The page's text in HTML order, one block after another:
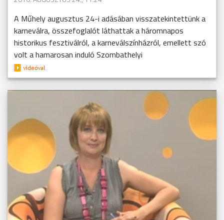
A Műhely augusztus 24-i adásában visszatekintettünk a
karneválra, összefoglalót láthattak a háromnapos
historikus fesztiválról, a karneválszínházról, emellett szó
volt a hamarosan induló Szombathelyi